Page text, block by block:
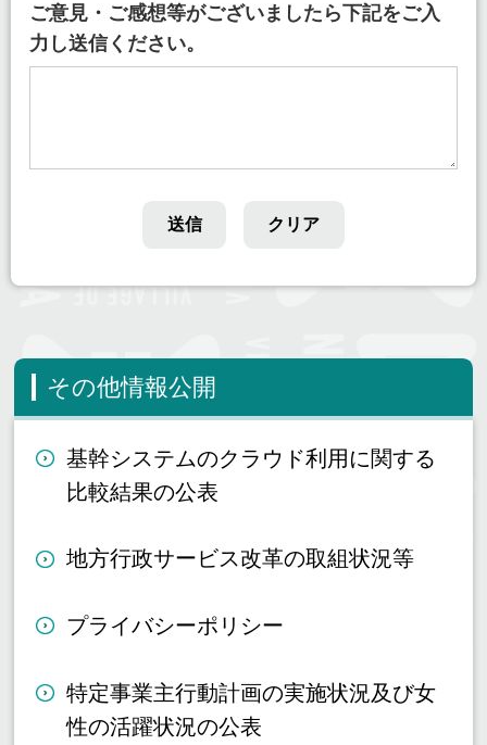
ご意見・ご感想等がございましたら下記をご入
力し送信ください。
その他情報公開
基幹システムのクラウド利用に関する
比較結果の公表
地方行政サービス改革の取組状況等
プライバシーポリシー
特定事業主行動計画の実施状況及び女
性の活躍状況の公表